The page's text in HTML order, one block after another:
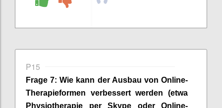
P15
Frage 7:Wie kann der Ausbau vonOnline-
Therapieformen verbessert werden(etwa
Physiotherapie per Skype oder Online-